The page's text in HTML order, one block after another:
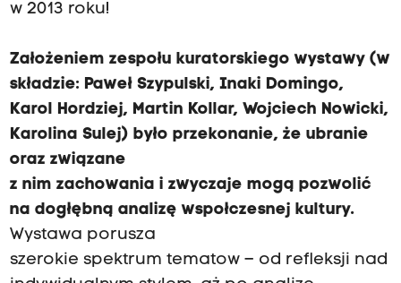
w 2013 roku!
Założeniem zespołu kuratorskiego wystawy (w
składzie: Paweł Szypulski, Inaki Domingo,
Karol Hordziej, Martin Kollar, Wojciech Nowicki,
Karolina Sulej) było przekonanie, że ubranie
oraz związane
z nim zachowania i zwyczaje mogą pozwolić
na dogłębną analizę wspołczesnej kultury.
Wystawa porusza
szerokie spektrum tematow – od refleksji nad